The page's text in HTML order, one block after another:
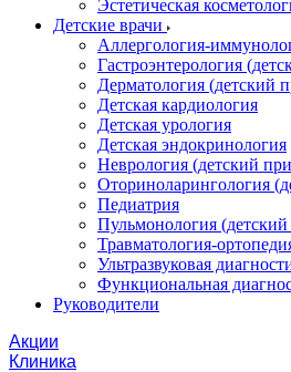
Эстетическая
Детские врачи
Аллергология-
Гастроэнтерология
Дерматология (детский
Детская кардиология
Детская урология
Детская эндокринология
Неврология (детский
Оториноларингология
Педиатрия
Пульмонология
Травматология-
Ультразвуковая
Функциональная
Руководители
Акции
Клиника